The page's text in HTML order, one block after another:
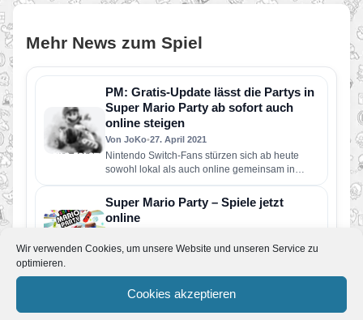
Wir verwenden Cookies, um unsere Website und unseren Service zu
optimieren.
Cookies akzeptieren
Mehr News zum Spiel
PM: Gratis-Update lässt die Partys in
Super Mario Party ab sofort auch
online steigen
Von JoKo•27. April 2021
Nintendo Switch-Fans stürzen sich ab heute
sowohl lokal als auch online gemeinsam in
Brettspiele und Dutzende Minispiele Drei…
Super Mario Party – Spiele jetzt
online
Urplötzlich hat Nintendo heute ein Update für
damit erstmalig in der Mario…
Super Mario Party Hintergrundbild –
MyNintendo